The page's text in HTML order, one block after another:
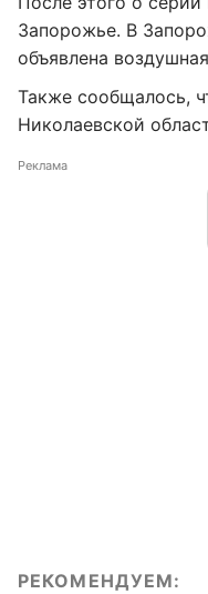
Запорожье. В
объявлена
Также сообщалось,
Николаевской
Реклама
РЕКОМЕНДУЕМ: